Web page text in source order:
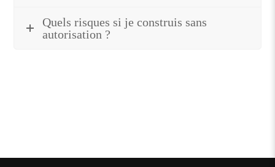
Quels risques si je construis sans
autorisation ?